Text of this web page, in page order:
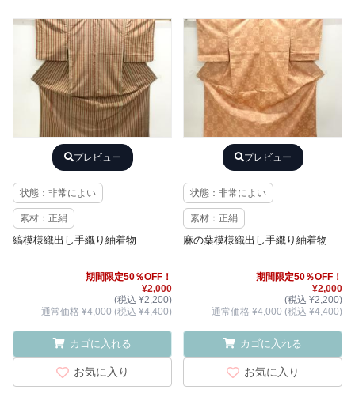
プレビュー
状態：非常によい
素材：正絹
縞模様織出し手織り紬着物
期間限定50％OFF！
¥2,000
(税込 ¥2,200)
通常価格 ¥4,000 (税込 ¥4,400)
カゴに入れる
お気に入り
プレビュー
状態：非常によい
素材：正絹
麻の葉模様織出し手織り紬着物
期間限定50％OFF！
¥2,000
(税込 ¥2,200)
通常価格 ¥4,000 (税込 ¥4,400)
カゴに入れる
お気に入り